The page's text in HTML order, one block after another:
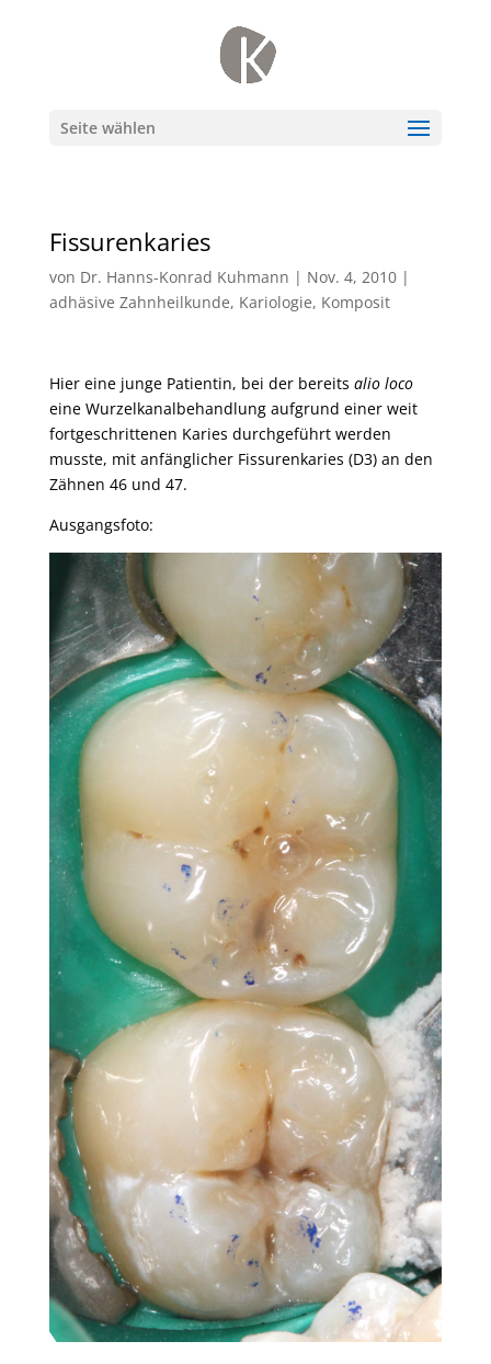
Seite wählen
Fissurenkaries
von Dr. Hanns-Konrad Kuhmann | Nov. 4, 2010|
adhäsive Zahnheilkunde, Kariologie, Komposit
Hier eine junge Patientin, bei der bereits alio loco
eine Wurzelkanalbehandlung aufgrund einer weit
fortgeschrittenen Karies durchgeführt werden
musste, mit anfänglicher Fissurenkaries (D3) an den
Zähnen 46 und 47.
Ausgangsfoto: